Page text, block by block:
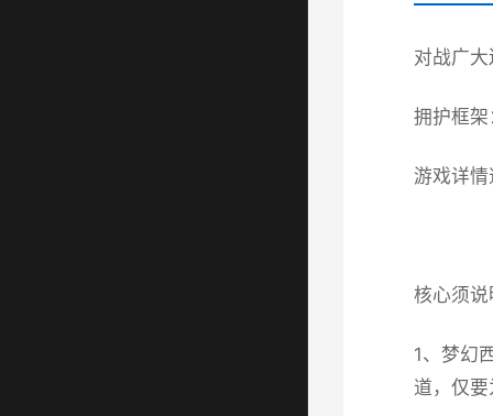
对战广
拥护框
游戏详
核心须
1、 梦幻
道，仅